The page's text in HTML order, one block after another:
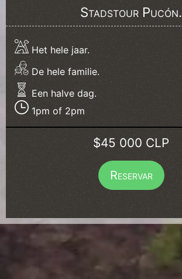
Stadstour Pucón.
Het hele jaar.
De hele familie.
Een halve dag.
1pm of 2pm
$45 000 CLP
Reservar